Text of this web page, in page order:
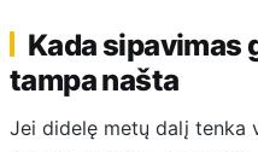
Kada sipavimas
tampa našta
Jei didelę metų dalį tenka